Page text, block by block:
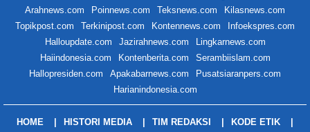
Arahnews.com
Poinnews.com Teksnews.com
Kilasnews.com
Topikpost.com
Terkinipost.com Kontennews.com
Infoekspres.com
Halloupdate.com
Jazirahnews.com
Lingkarnews.com
Haiindonesia.com
Kontenberita.com
Serambiislam.com
Hallopresiden.com
Apakabarnews.com
Pusatsiaranpers.com
Harianindonesia.com
HOME HISTORI MEDIA TIM REDAKSI
KODE ETIK